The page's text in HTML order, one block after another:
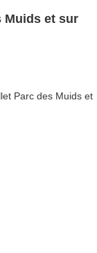
Muids et sur